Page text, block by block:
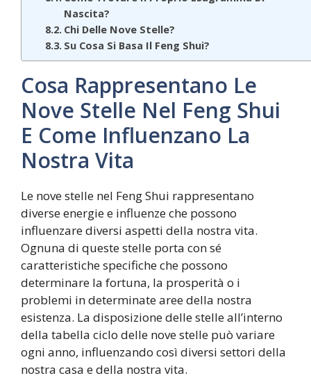
Nascita?
Chi Delle Nove Stelle?
Su Cosa Si Basa Il Feng Shui?
Cosa Rappresentano Le
Nove Stelle Nel Feng Shui
E Come Influenzano La
Nostra Vita
Le nove stelle nel Feng Shui rappresentano
diverse energie e influenze che possono
influenzare diversi aspetti della nostra vita.
Ognuna di queste stelle porta con sé
caratteristiche specifiche che possono
determinare la fortuna, la prosperità o i
problemi in determinate aree della nostra
esistenza. La disposizione delle stelle all’interno
della tabella ciclo delle nove stelle può variare
ogni anno, influenzando così diversi settori della
nostra casa e della nostra vita.